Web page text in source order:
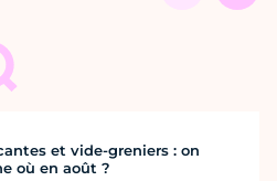
et vide-greniers : on
où en août ?